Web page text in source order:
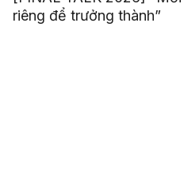
riêng để trưởng thành”